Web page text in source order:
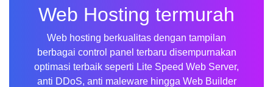
Web Hosting termurah
Web hosting berkualitas dengan tampilan
berbagai control panel terbaru disempurnakan
optimasi terbaik seperti Lite Speed Web Server,
anti DDoS, anti maleware hingga Web Builder